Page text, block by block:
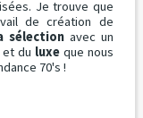
Je trouve que
de création de
sélectionavec un
du luxeque nous
70's !